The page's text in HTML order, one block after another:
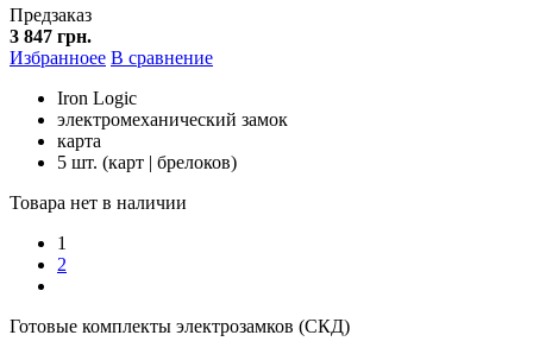
Предзаказ
3 847 грн.
Избранноее В сравнение
Iron Logic
электромеханический замок
карта
5 шт. (карт | брелоков)
Товара нет в наличии
1
2
Готовые комплекты электрозамков (СКД)